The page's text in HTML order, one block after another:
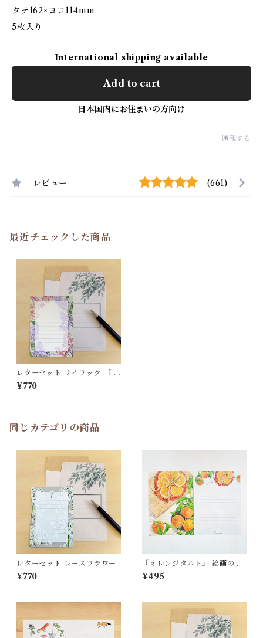
タテ162×ヨコ114mm
5枚入り
International shipping available
Add to cart
日本国内にお住まいの方向け
通報する
レビュー (661)
最近チェックした商品
レターセット ライラック LS
610
¥770
同じカテゴリの商品
レターセット レースフラワー
¥770
『オレンジタルト』 絵画のよ
うな 便箋（Ａ5）LS518
¥495